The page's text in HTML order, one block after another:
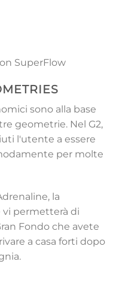
SuperFlow
sono alla base
geometrie. Nel G2,
l'utente a essere
per molte
la
permetterà di
Fondo che avete
a casa forti dopo